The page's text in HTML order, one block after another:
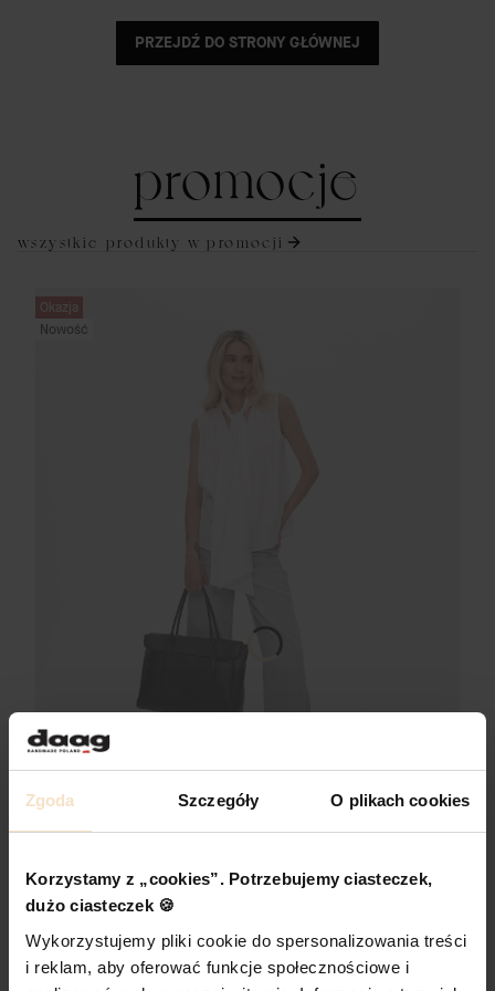
Zgoda Szczegóły O plikach cookies
Korzystamy z „cookies”. Potrzebujemy ciasteczek,
dużo ciasteczek 🍪
Wykorzystujemy pliki cookie do spersonalizowania treści
i reklam, aby oferować funkcje społecznościowe i
PRZEJDŹ DO STRONY GŁÓWNEJ
promocje
wszystkie produkty w promocji
Okazja
Nowość
ANYA czarna torba biznesowa damska torba na laptopa
Cena promocyjna
620,00 zł
Najniższa cena: 729,00 zł